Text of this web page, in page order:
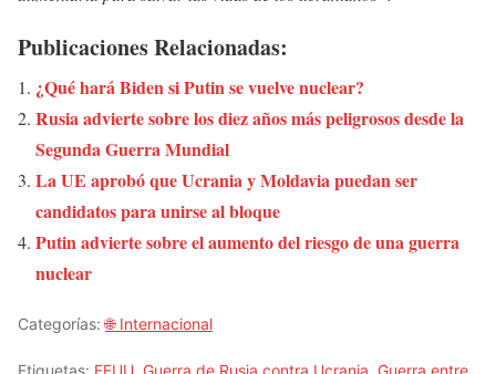
Publicaciones Relacionadas:
¿Qué hará Biden si Putin se vuelve nuclear?
Rusia advierte sobre los diez años más peligrosos desde la
Segunda Guerra Mundial
La UE aprobó que Ucrania y Moldavia puedan ser
candidatos para unirse al bloque
Putin advierte sobre el aumento del riesgo de una guerra
nuclear
Categorías:🌐 Internacional